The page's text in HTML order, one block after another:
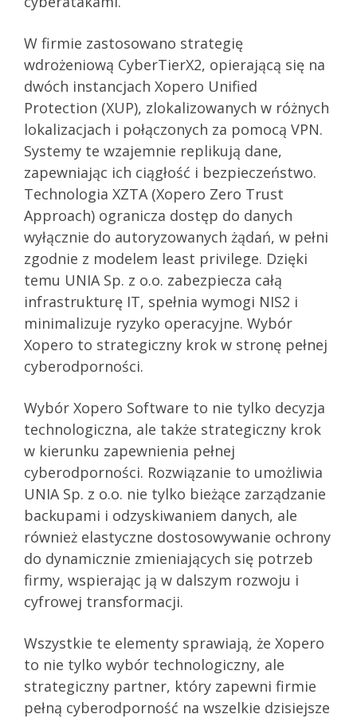
W firmie zastosowano strategię
wdrożeniową CyberTierX2, opierającą się na
dwóch instancjach Xopero Unified
Protection (XUP), zlokalizowanych w różnych
lokalizacjach i połączonych za pomocą VPN.
Systemy te wzajemnie replikują dane,
zapewniając ich ciągłość i bezpieczeństwo.
Technologia XZTA (Xopero Zero Trust
Approach) ogranicza dostęp do danych
wyłącznie do autoryzowanych żądań, w pełni
zgodnie z modelem least privilege. Dzięki
temu UNIA Sp. z o.o. zabezpiecza całą
infrastrukturę IT, spełnia wymogi NIS2 i
minimalizuje ryzyko operacyjne. Wybór
Xopero to strategiczny krok w stronę pełnej
cyberodporności.
Wybór Xopero Software to nie tylko decyzja
technologiczna, ale także strategiczny krok
w kierunku zapewnienia pełnej
cyberodporności. Rozwiązanie to umożliwia
UNIA Sp. z o.o. nie tylko bieżące zarządzanie
backupami i odzyskiwaniem danych, ale
również elastyczne dostosowywanie ochrony
do dynamicznie zmieniających się potrzeb
firmy, wspierając ją w dalszym rozwoju i
cyfrowej transformacji.
Wszystkie te elementy sprawiają, że Xopero
to nie tylko wybór technologiczny, ale
strategiczny partner, który zapewni firmie
pełną cyberodporność na wszelkie dzisiejsze